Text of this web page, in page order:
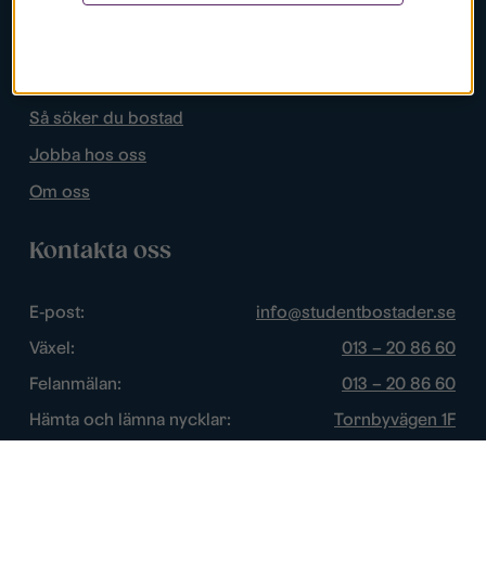
Så söker du bostad
Jobba hos oss
Om oss
Kontakta oss
E-post:
info@studentbostader.se
Växel:
013 – 20 86 60
Felanmälan:
013 – 20 86 60
Hämta och lämna nycklar:
Tornbyvägen 1F